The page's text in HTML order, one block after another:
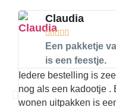
Claudia

Een pakketje
is een feestje.
Iedere bestelling is
nog als een kadootje .
wonen uitpakken is